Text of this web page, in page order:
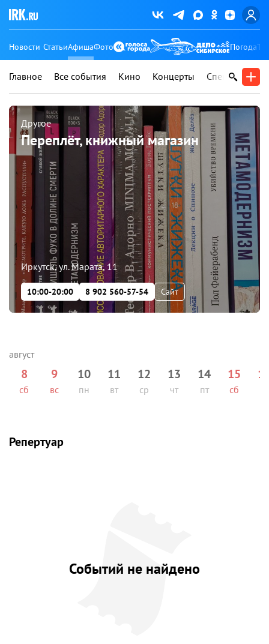
Новости СтатьиАфишаФото Погода
Главное Все события Кино Концерты Спектакли
Другое
Переплёт, книжный магазин
Иркутск, ул. Марата, 11
10:00-20:00 8 902 560-57-54 Сайт
8
сб
9
вс
10
пн
11
вт
12
ср
13
чт
14
пт
15
сб
Репертуар
Событий не найдено